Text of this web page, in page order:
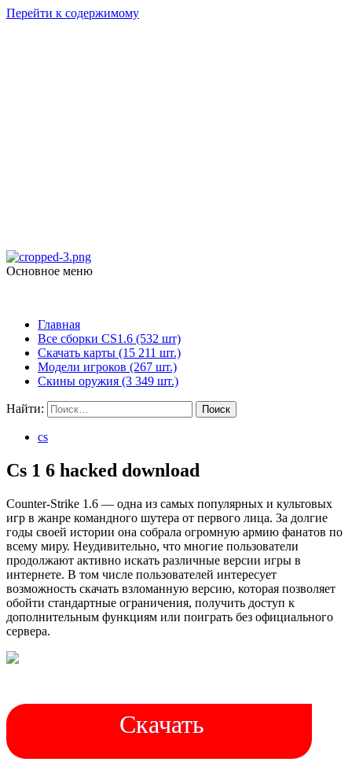
Перейти к содержимому
Основное меню
Главная
Все сборки CS1.6 (532 шт)
Скачать карты (15 211 шт.)
Модели игроков (267 шт.)
Скины оружия (3 349 шт.)
Найти:
cs
Cs 1 6 hacked download
Counter-Strike 1.6 — одна из самых популярных и культовых
игр в жанре командного шутера от первого лица. За долгие
годы своей истории она собрала огромную армию фанатов по
всему миру. Неудивительно, что многие пользователи
продолжают активно искать различные версии игры в
интернете. В том числе пользователей интересует
возможность скачать взломанную версию, которая позволяет
обойти стандартные ограничения, получить доступ к
дополнительным функциям или поиграть без официального
сервера.
Скачать